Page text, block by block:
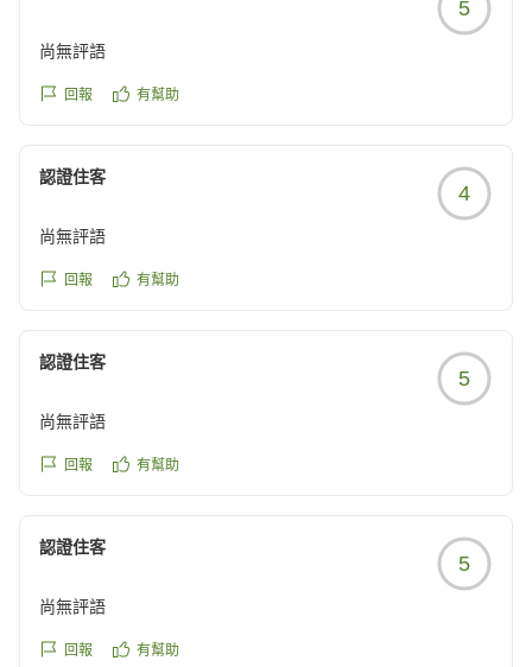
5
尚無評語
回報 有幫助
認證住客
4
尚無評語
回報 有幫助
認證住客
5
尚無評語
回報 有幫助
認證住客
5
尚無評語
回報 有幫助